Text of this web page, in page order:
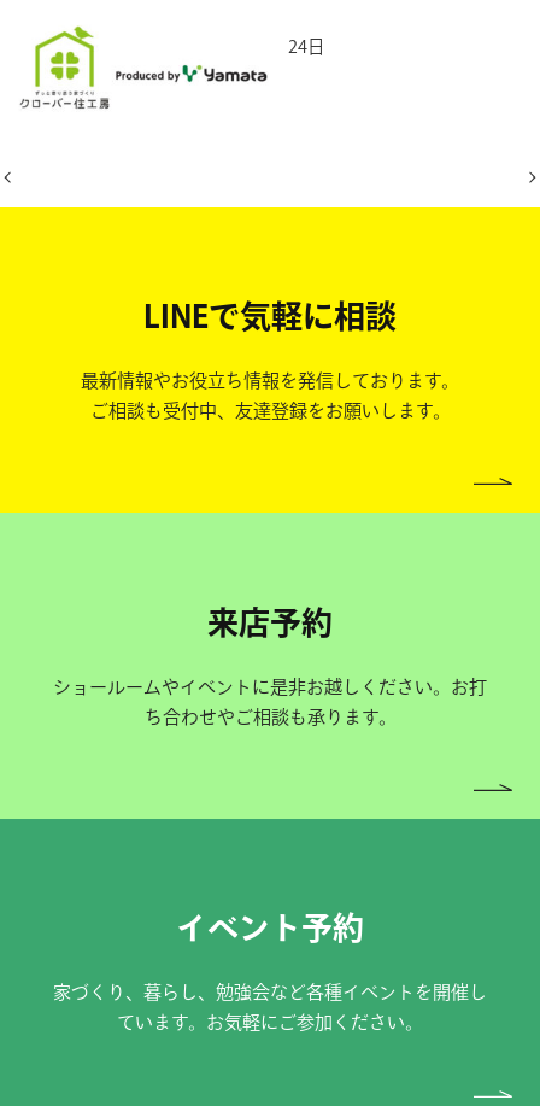
2026年2月24日
LINEで気軽に相談
最新情報やお役立ち情報を発信しております。
ご相談も受付中、友達登録をお願いします。
来店予約
ショールームやイベントに是非お越しください。お打
ち合わせやご相談も承ります。
イベント予約
家づくり、暮らし、勉強会など各種イベントを開催し
ています。お気軽にご参加ください。